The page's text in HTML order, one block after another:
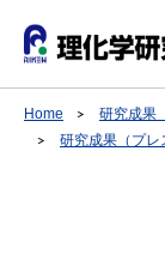
Home
研究成果
研究成果（プ